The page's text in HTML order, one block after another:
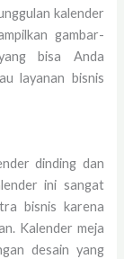
kalender
gambar-
bisa Anda
layanan bisnis
dinding dan
ini sangat
bisnis karena
Kalender meja
desain yang